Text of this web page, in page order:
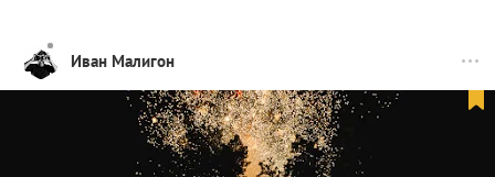
Иван Малигон